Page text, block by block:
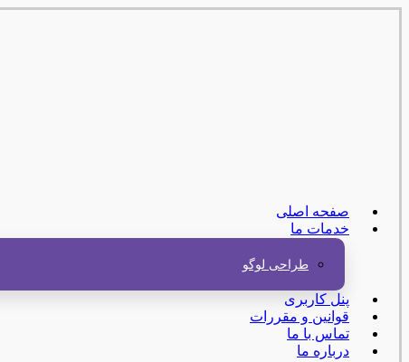
صفحه اصلی
خدمات ما
طراحی لوگو
پنل کاربری
قوانین و مقررات
تماس با ما
درباره ما